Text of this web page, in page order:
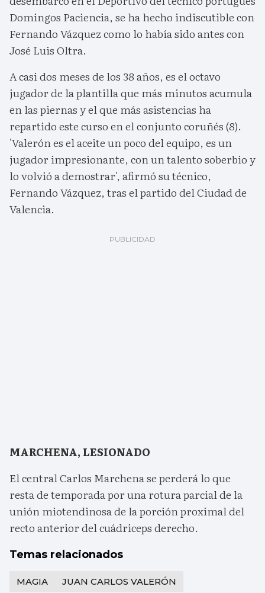
Domingos Paciencia, se ha hecho indiscutible con
Fernando Vázquez como lo había sido antes con
José Luis Oltra.
A casi dos meses de los 38 años, es el octavo
jugador de la plantilla que más minutos acumula
en las piernas y el que más asistencias ha
repartido este curso en el conjunto coruñés (8).
'Valerón es el aceite un poco del equipo, es un
jugador impresionante, con un talento soberbio y
lo volvió a demostrar', afirmó su técnico,
Fernando Vázquez, tras el partido del Ciudad de
Valencia.
MARCHENA, LESIONADO
El central Carlos Marchena se perderá lo que
resta de temporada por una rotura parcial de la
unión miotendinosa de la porción proximal del
recto anterior del cuádriceps derecho.
Temas relacionados
MAGIA JUAN CARLOS VALERÓN